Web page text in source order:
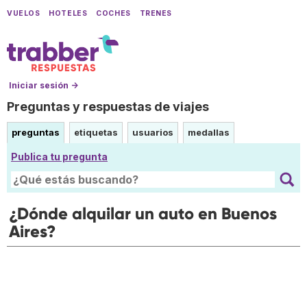
VUELOS HOTELES COCHES TRENES
Iniciar sesión →
Preguntas y respuestas de viajes
preguntas etiquetas usuarios medallas
Publica tu pregunta
¿Dónde alquilar un auto en Buenos
Aires?